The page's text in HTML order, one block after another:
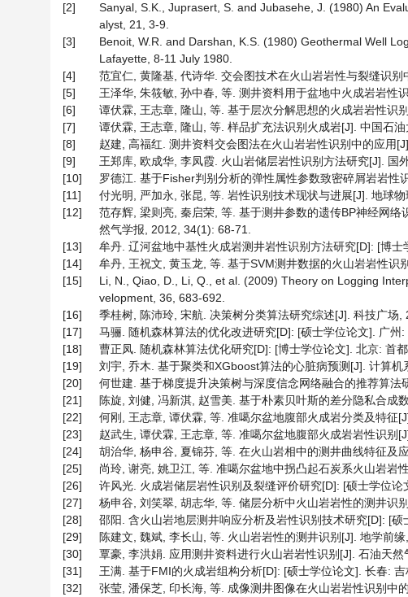
[2]
Sanyal, S.K., Juprasert, S. and Jubasehe, J. (1980) An
alyst, 21, 3-9.
[3]
Benoit, W.R. and Darshan, K.S. (1980) Geothermal Well
Lafayette, 8-11 July 1980.
[4]
范宜仁, 黄隆基, 代诗华. 交会图技术在火山岩岩性与裂缝识
[5]
王泽华, 朱筱敏, 孙中春, 等. 测井资料用于盆地中火成岩岩性
[6]
谭伏霖, 王志章, 隆山, 等. 基于层次分解思想的火成岩岩性识
[7]
谭伏霖, 王志章, 隆山, 等. 样品扩充法识别火成岩[J]. 中国石
[8]
赵建, 高福红. 测井资料交会图法在火山岩岩性识别中的应用
[9]
王郑库, 欧成华, 李凤霞. 火山岩储层岩性识别方法研究[J]. 国
[10]
罗德江. 基于Fisher判别分析的弹性属性参数致密碎屑岩岩性
[11]
付光明, 严加永, 张昆, 等. 岩性识别技术现状与进展[J]. 地球
[12]
范存辉, 梁则亮, 秦启荣, 等. 基于测井参数的遗传BP神经网
然气学报, 2012, 34(1): 68-71.
[13]
牟丹. 辽河盆地中基性火成岩测井岩性识别方法研究[D]: [博士
[14]
牟丹, 王祝文, 黄玉龙, 等. 基于SVM测井数据的火山岩岩性
[15]
Li, N., Qiao, D., Li, Q., et al. (2009) Theory on Logging
velopment, 36, 683-692.
[16]
季桂树, 陈沛玲, 宋航. 决策树分类算法研究综述[J]. 科技广场,
[17]
马骊. 随机森林算法的优化改进研究[D]: [硕士学位论文]. 广州:
[18]
曹正凤. 随机森林算法优化研究[D]: [博士学位论文]. 北京: 首
[19]
刘宇, 乔木. 基于聚类和XGboost算法的心脏病预测[J]. 计算
[20]
何世建. 基于梯度提升决策树与深度信念网络融合的推荐算
[21]
陈旋, 刘健, 冯新淇, 赵雪美. 基于朴素贝叶斯的差分隐私合成
[22]
何刚, 王志章, 谭伏霖, 等. 准噶尔盆地腹部火成岩分类及特征
[23]
赵武生, 谭伏霖, 王志章, 等. 准噶尔盆地腹部火成岩岩性识别
[24]
胡治华, 杨申谷, 夏锦芬, 等. 在火山岩相中的测井曲线特征及
[25]
尚玲, 谢亮, 姚卫江, 等. 准噶尔盆地中拐凸起石炭系火山岩岩
[26]
许风光. 火成岩储层岩性识别及裂缝评价研究[D]: [硕士学位论
[27]
杨申谷, 刘笑翠, 胡志华, 等. 储层分析中火山岩岩性的测井识
[28]
邵阳. 含火山岩地层测井响应分析及岩性识别技术研究[D]: [
[29]
陈建文, 魏斌, 李长山, 等. 火山岩岩性的测井识别[J]. 地学前
[30]
覃豪, 李洪娟. 应用测井资料进行火山岩岩性识别[J]. 石油天
[31]
王满. 基于FMI的火成岩组构分析[D]: [硕士学位论文]. 长春: 吉
[32]
张莹, 潘保芝, 印长海, 等. 成像测井图像在火山岩岩性识别中